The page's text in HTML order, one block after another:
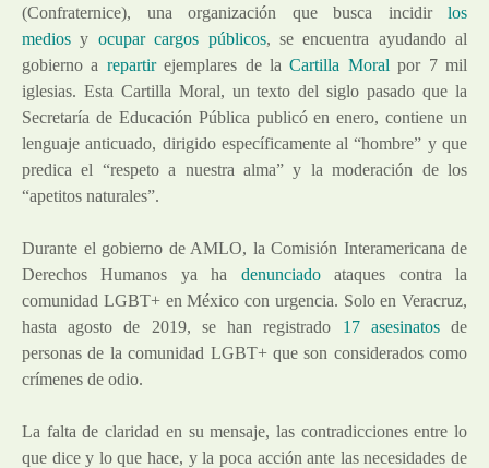
(Confraternice), una organización que busca incidir los
medios y ocupar cargos públicos, se encuentra ayudando al
gobierno a repartirejemplares de laCartilla Moral por 7 mil
iglesias. Esta Cartilla Moral, un texto del siglo pasado que la
Secretaría de Educación Pública publicó en enero, contiene un
lenguaje anticuado, dirigido específicamente al “hombre” y que
predica el “respeto a nuestra alma” y la moderación de los
“apetitos naturales”.
Durante el gobierno de AMLO, la Comisión Interamericana de
Derechos Humanos ya ha denunciadoataques contra la
comunidad LGBT+ en México con urgencia. Solo en Veracruz,
hasta agosto de 2019, se han registrado 17 asesinatosde
personas de la comunidad LGBT+ que son considerados como
crímenes de odio.
La falta de claridad en su mensaje, las contradicciones entre lo
que dice y lo que hace, y la poca acción ante las necesidades de